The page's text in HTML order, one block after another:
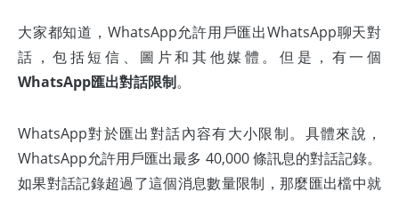
大家都知道，WhatsApp允許用戶匯出WhatsApp聊天對
話，包括短信、圖片和其他媒體。但是，有一個
WhatsApp匯出對話限制。
WhatsApp對於匯出對話內容有大小限制。具體來說，
WhatsApp允許用戶匯出最多 40,000 條訊息的對話記錄。
如果對話記錄超過了這個消息數量限制，那麼匯出檔中就